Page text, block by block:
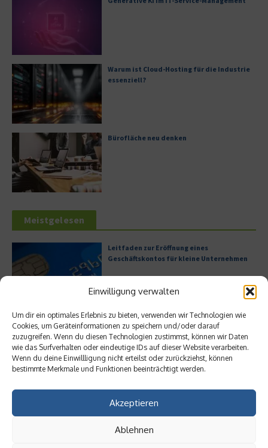
Einwilligung verwalten
Um dir ein optimales Erlebnis zu bieten, verwenden wir Technologien wie
Cookies, um Geräteinformationen zu speichern und/oder darauf
zuzugreifen. Wenn du diesen Technologien zustimmst, können wir Daten
wie das Surfverhalten oder eindeutige IDs auf dieser Website verarbeiten.
Wenn du deine Einwillligung nicht erteilst oder zurückziehst, können
bestimmte Merkmale und Funktionen beeinträchtigt werden.
Akzeptieren
Ablehnen
Warum ist Cloud-Hosting für die Industrie
essenziell?
Bürofläche neu denken
Meistgelesen
Leitfaden zur Eröffnung eines
Geschäftskontos für kleine Unternehmen
Hilton Worldwide: Eine Ikone der globalen
Hotellerie im Wandel der Zeit